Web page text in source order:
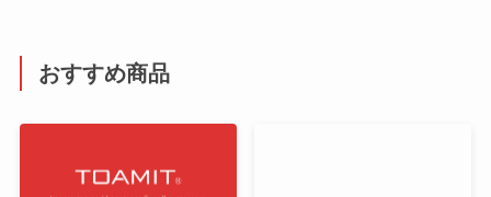
おすすめ商品